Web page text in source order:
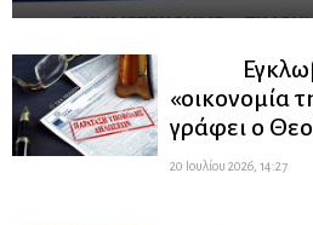
«οικονομία
γράφει ο
20 Ιουλίου 2026, 14:27